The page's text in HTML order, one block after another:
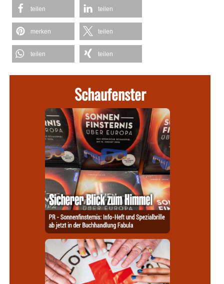
teilen teilen
merken teilen
teilen teilen
Schaufenster